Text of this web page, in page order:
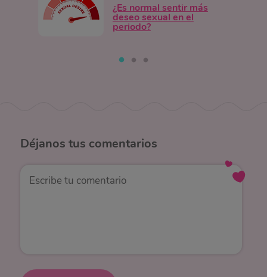
¿Es normal sentir más
deseo sexual en el
periodo?
Déjanos tus comentarios